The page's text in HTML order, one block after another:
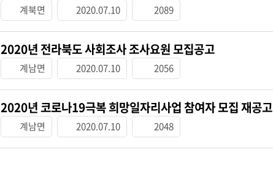
계북면 2020.07.10 2089
2020년 전라북도 사회조사 조사요원 모집공고
계남면 2020.07.10 2056
2020년 코로나19극복 희망일자리사업 참여자 모집 재공고
계남면 2020.07.10 2048